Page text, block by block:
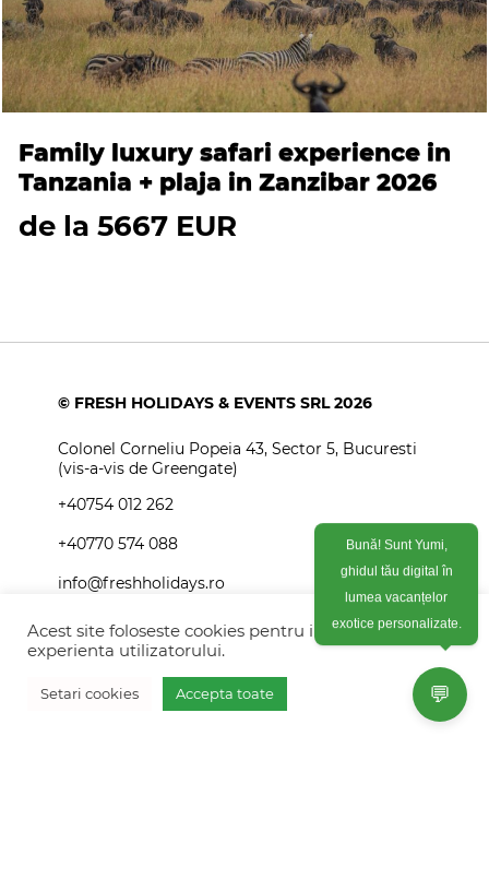
Family luxury safari experience in
Tanzania + plaja in Zanzibar 2026
de la 5667 EUR
Vreau oferta personalizata
© FRESH HOLIDAYS & EVENTS SRL 2026
Colonel Corneliu Popeia 43, Sector 5, Bucuresti
(vis-a-vis de Greengate)
+40754 012 262
+40770 574 088
info@freshholidays.ro
Povestile noastre
Contact Fresh Holidays
Acest site foloseste cookies pentru imbunatati
experienta utilizatorului.
Setari cookies Accepta toate 💬
Bună! Sunt Yumi,
ghidul tău digital în
lumea vacanțelor
exotice personalizate.